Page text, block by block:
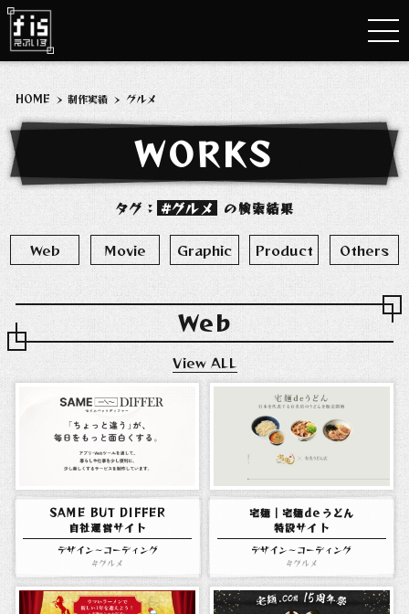
HOME > 制作実績 > グルメ
WORKS
タグ： グルメ の検索結果
Web Movie Graphic Product Others
Web
View ALL
SAME BUT DIFFER
自社運営サイト
デザイン～コーディング
グルメ
宅麺｜宅麺deうどん
特設サイト
デザイン～コーディング
グルメ